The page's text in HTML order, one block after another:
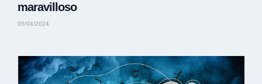
maravilloso
05/04/2024